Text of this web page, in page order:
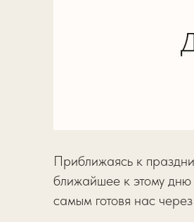
Приближаясь к
ближайшее к этому дню
самым готовя нас